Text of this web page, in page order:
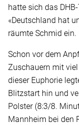
hatte sich das
«Deutschland hat
räumte Schmid ein.
Schon vor dem
Zuschauern mit
dieser Euphorie
Blitzstart hin und
Polster (8:3/8.
Mannheim bei den